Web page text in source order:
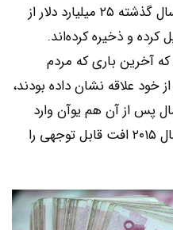
می‌شود که مردم هنگ‌کنگ طی سال گذشته ۲۵ میلیارد دلار از
کرده و ذخیره کرده‌اند.
آخرین باری که مردم
علاقه نشان داده بودند،
که یک سال پس از آن هم یوآن وارد
روند افت ارزش شد و در حدود سال ۲۰۱۵ افت قابل توجهی را